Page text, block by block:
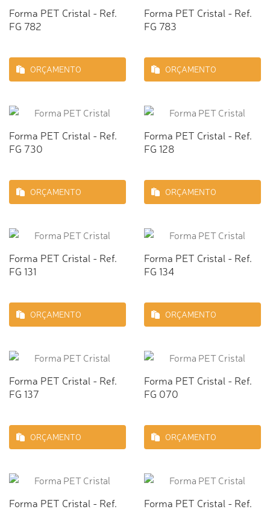
Forma PET Cristal - Ref.
FG 782
ORÇAMENTO
Forma PET Cristal - Ref.
FG 783
ORÇAMENTO
Forma PET Cristal - Ref.
FG 730
ORÇAMENTO
Forma PET Cristal - Ref.
FG 128
ORÇAMENTO
Forma PET Cristal - Ref.
FG 131
ORÇAMENTO
Forma PET Cristal - Ref.
FG 134
ORÇAMENTO
Forma PET Cristal - Ref.
FG 137
ORÇAMENTO
Forma PET Cristal - Ref.
FG 070
ORÇAMENTO
Forma PET Cristal - Ref.
Forma PET Cristal - Ref.